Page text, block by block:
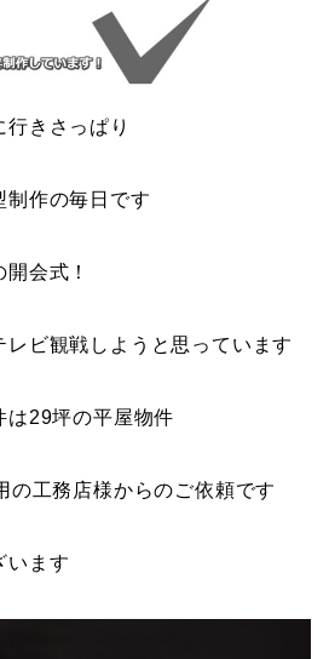
きさっぱり
制作の毎日です
会式！
ビ観戦しようと思っています
は29坪の平屋物件
の工務店様からのご依頼です
います